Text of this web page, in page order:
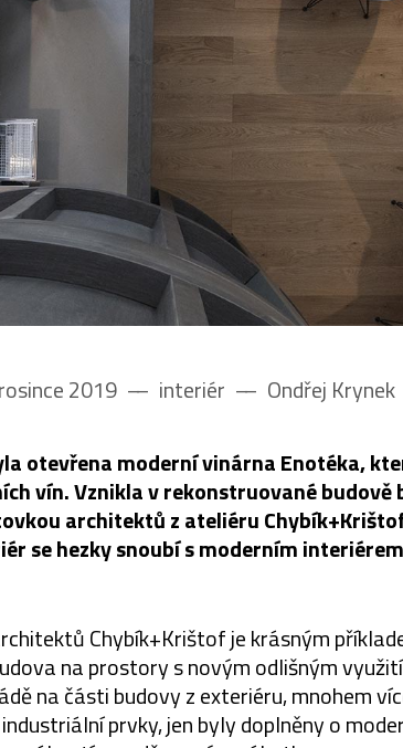
2019 –– interiér –– Ondřej Krynek
otevřena moderní vinárna Enotéka,
vín. Vznikla v rekonstruované budově
architektů z ateliéru
se hezky snoubí s moderním
Chybík+Krištof je krásným
na prostory s novým odlišným
na části budovy z exteriéru, mnohem
prvky, jen byly doplněny o